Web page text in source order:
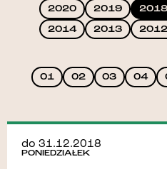
2020
2019 2018
2014
2013 2012
01 02 03 04
do 31.12.2018
PONIEDZIAŁEK